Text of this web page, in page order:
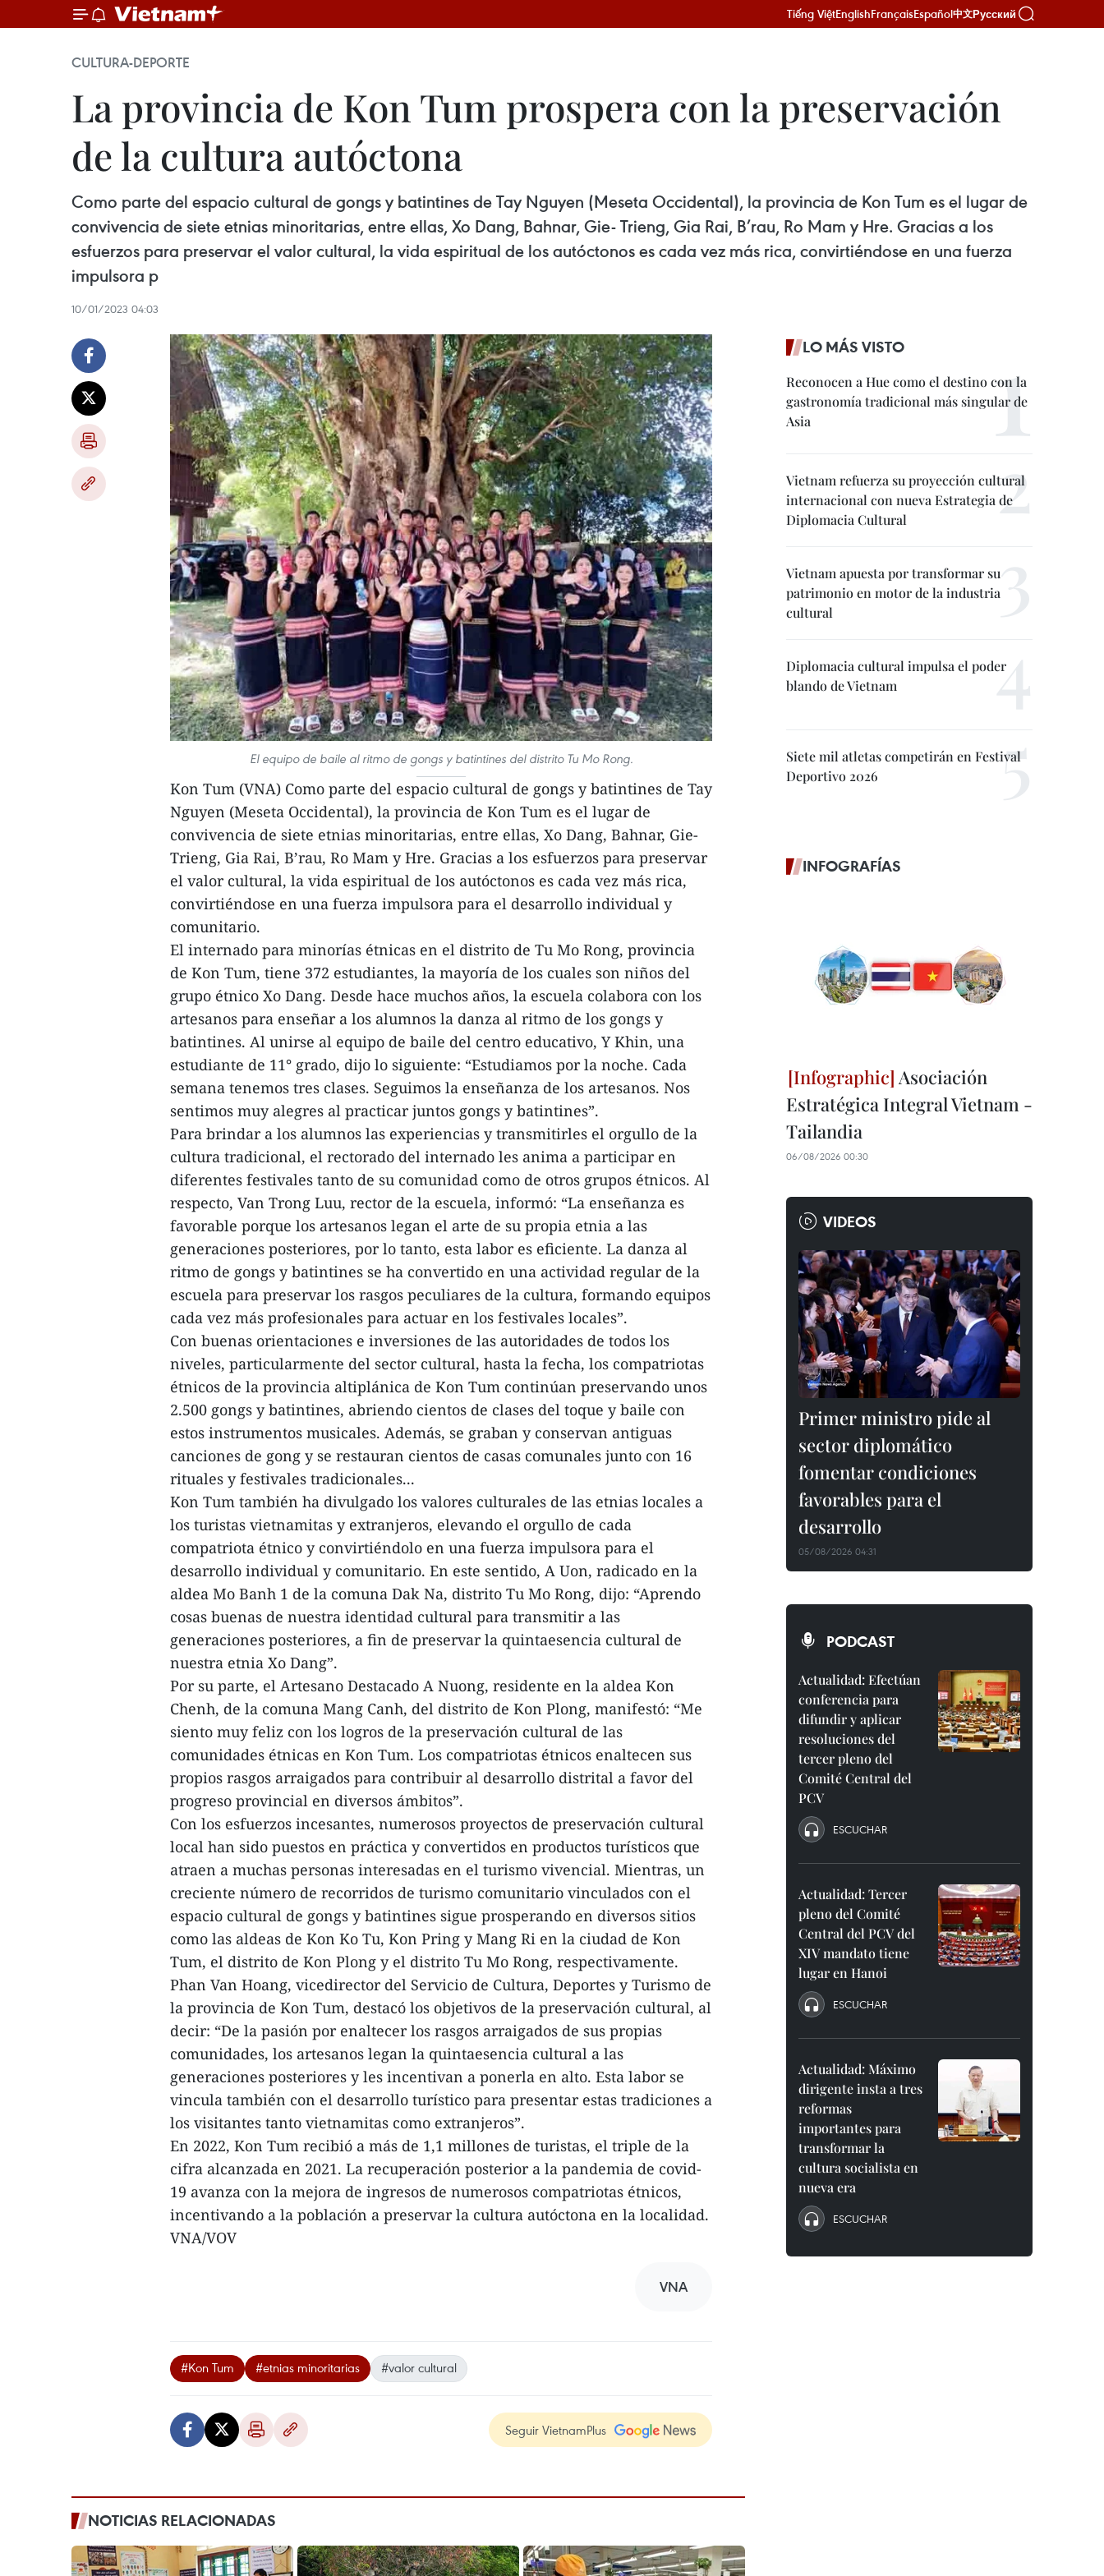
Tiếng ViệtEnglishFrançaisEspañol中文Русский
CULTURA-DEPORTE
La provincia de Kon Tum prospera con la preservación
de la cultura autóctona
Como parte del espacio cultural de gongs y batintines de Tay Nguyen (Meseta Occidental), la provincia de Kon Tum es el lugar de
convivencia de siete etnias minoritarias, entre ellas, Xo Dang, Bahnar, Gie- Trieng, Gia Rai, B’rau, Ro Mam y Hre. Gracias a los
esfuerzos para preservar el valor cultural, la vida espiritual de los autóctonos es cada vez más rica, convirtiéndose en una fuerza
impulsora p
10/01/2023 04:03
El equipo de baile al ritmo de gongs y batintines del distrito Tu Mo Rong.
Kon Tum (VNA) Como parte del espacio cultural de gongs y batintines de Tay
Nguyen (Meseta Occidental), la provincia de Kon Tum es el lugar de
convivencia de siete etnias minoritarias, entre ellas, Xo Dang, Bahnar, Gie-
Trieng, Gia Rai, B’rau, Ro Mam y Hre. Gracias a los esfuerzos para preservar
el valor cultural, la vida espiritual de los autóctonos es cada vez más rica,
convirtiéndose en una fuerza impulsora para el desarrollo individual y
comunitario.
El internado para minorías étnicas en el distrito de Tu Mo Rong, provincia
de Kon Tum, tiene 372 estudiantes, la mayoría de los cuales son niños del
grupo étnico Xo Dang. Desde hace muchos años, la escuela colabora con los
artesanos para enseñar a los alumnos la danza al ritmo de los gongs y
batintines. Al unirse al equipo de baile del centro educativo, Y Khin, una
estudiante de 11° grado, dijo lo siguiente: “Estudiamos por la noche. Cada
semana tenemos tres clases. Seguimos la enseñanza de los artesanos. Nos
sentimos muy alegres al practicar juntos gongs y batintines”.
Para brindar a los alumnos las experiencias y transmitirles el orgullo de la
cultura tradicional, el rectorado del internado les anima a participar en
diferentes festivales tanto de su comunidad como de otros grupos étnicos. Al
respecto, Van Trong Luu, rector de la escuela, informó: “La enseñanza es
favorable porque los artesanos legan el arte de su propia etnia a las
generaciones posteriores, por lo tanto, esta labor es eficiente. La danza al
ritmo de gongs y batintines se ha convertido en una actividad regular de la
escuela para preservar los rasgos peculiares de la cultura, formando equipos
cada vez más profesionales para actuar en los festivales locales”.
Con buenas orientaciones e inversiones de las autoridades de todos los
niveles, particularmente del sector cultural, hasta la fecha, los compatriotas
étnicos de la provincia altiplánica de Kon Tum continúan preservando unos
2.500 gongs y batintines, abriendo cientos de clases del toque y baile con
estos instrumentos musicales. Además, se graban y conservan antiguas
canciones de gong y se restauran cientos de casas comunales junto con 16
rituales y festivales tradicionales...
Kon Tum también ha divulgado los valores culturales de las etnias locales a
los turistas vietnamitas y extranjeros, elevando el orgullo de cada
compatriota étnico y convirtiéndolo en una fuerza impulsora para el
desarrollo individual y comunitario. En este sentido, A Uon, radicado en la
aldea Mo Banh 1 de la comuna Dak Na, distrito Tu Mo Rong, dijo: “Aprendo
cosas buenas de nuestra identidad cultural para transmitir a las
generaciones posteriores, a fin de preservar la quintaesencia cultural de
nuestra etnia Xo Dang”.
Por su parte, el Artesano Destacado A Nuong, residente en la aldea Kon
Chenh, de la comuna Mang Canh, del distrito de Kon Plong, manifestó: “Me
siento muy feliz con los logros de la preservación cultural de las
comunidades étnicas en Kon Tum. Los compatriotas étnicos enaltecen sus
propios rasgos arraigados para contribuir al desarrollo distrital a favor del
progreso provincial en diversos ámbitos”.
Con los esfuerzos incesantes, numerosos proyectos de preservación cultural
local han sido puestos en práctica y convertidos en productos turísticos que
atraen a muchas personas interesadas en el turismo vivencial. Mientras, un
creciente número de recorridos de turismo comunitario vinculados con el
espacio cultural de gongs y batintines sigue prosperando en diversos sitios
como las aldeas de Kon Ko Tu, Kon Pring y Mang Ri en la ciudad de Kon
Tum, el distrito de Kon Plong y el distrito Tu Mo Rong, respectivamente.
Phan Van Hoang, vicedirector del Servicio de Cultura, Deportes y Turismo de
la provincia de Kon Tum, destacó los objetivos de la preservación cultural, al
decir: “De la pasión por enaltecer los rasgos arraigados de sus propias
comunidades, los artesanos legan la quintaesencia cultural a las
generaciones posteriores y les incentivan a ponerla en alto. Esta labor se
vincula también con el desarrollo turístico para presentar estas tradiciones a
los visitantes tanto vietnamitas como extranjeros”.
En 2022, Kon Tum recibió a más de 1,1 millones de turistas, el triple de la
cifra alcanzada en 2021. La recuperación posterior a la pandemia de covid-
19 avanza con la mejora de ingresos de numerosos compatriotas étnicos,
incentivando a la población a preservar la cultura autóctona en la localidad.
VNA/VOV
VNA
#Kon Tum #etnias minoritarias #valor cultural
Seguir VietnamPlus
NOTICIAS RELACIONADAS
LO MÁS VISTO
Reconocen a Hue como el destino con la
gastronomía tradicional más singular de
Asia
Vietnam refuerza su proyección cultural
internacional con nueva Estrategia de
Diplomacia Cultural
Vietnam apuesta por transformar su
patrimonio en motor de la industria
cultural
Diplomacia cultural impulsa el poder
blando de Vietnam
Siete mil atletas competirán en Festival
Deportivo 2026
INFOGRAFÍAS
Asociación
Estratégica Integral Vietnam -
Tailandia
06/08/2026 00:30
VIDEOS
Primer ministro pide al
sector diplomático
fomentar condiciones
favorables para el
desarrollo
05/08/2026 04:31
PODCAST
Actualidad: Efectúan
conferencia para
difundir y aplicar
resoluciones del
tercer pleno del
Comité Central del
PCV
ESCUCHAR
Actualidad: Tercer
pleno del Comité
Central del PCV del
XIV mandato tiene
lugar en Hanoi
ESCUCHAR
Actualidad: Máximo
dirigente insta a tres
reformas
importantes para
transformar la
cultura socialista en
nueva era
ESCUCHAR